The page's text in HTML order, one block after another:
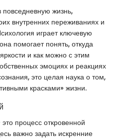
повседневную жизнь,
внутренних переживаниях и
играет ключевую
помогает понять, откуда
и как можно с этим
эмоциях и реакциях
это целая наука о том,
красками» жизни.
процесс откровенной
важно задать искренние